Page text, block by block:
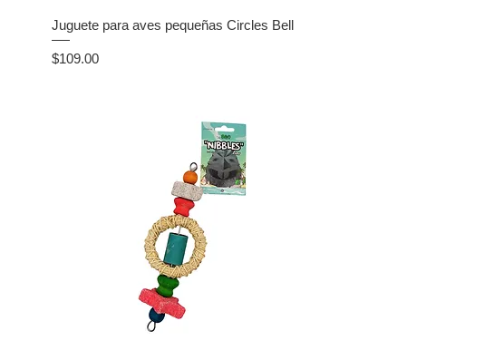
Juguete para aves pequeñas Circles Bell
Precio
$109.00